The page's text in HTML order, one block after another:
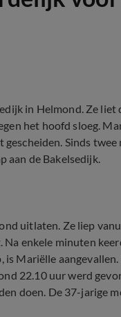
in Helmond. Ze liet
het hoofd sloeg.
Sinds
aan de Bakelsedijk.
uitlaten. Ze liep
enkele minuten
Mariëlle
22.10 uur werd
doen. De 37-jarige